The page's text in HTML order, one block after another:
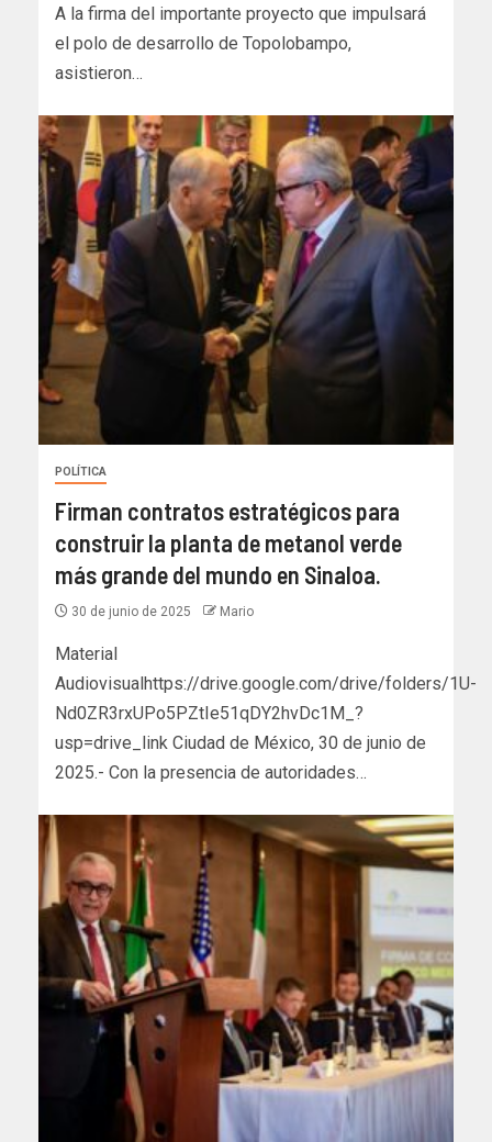
A la firma del importante proyecto que impulsará
el polo de desarrollo de Topolobampo,
asistieron…
POLÍTICA
Firman contratos estratégicos para
construir la planta de metanol verde
más grande del mundo en Sinaloa.
30 de junio de 2025 Mario
Material
Audiovisualhttps://drive.google.com/drive/folders/1U-
Nd0ZR3rxUPo5PZtIe51qDY2hvDc1M_?
usp=drive_link Ciudad de México, 30 de junio de
2025.- Con la presencia de autoridades…